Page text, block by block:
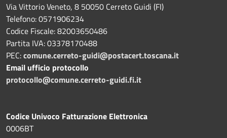
Via Vittorio Veneto, 8 50050 Cerreto Guidi (FI)
Telefono: 0571906234
Codice Fiscale: 82003650486
Partita IVA: 03378170488
PEC:comune.cerreto-guidi@postacert.toscana.it
Email ufficio protocollo
protocollo@comune.cerreto-guidi.fi.it
Codice Univoco Fatturazione Elettronica
0006BT